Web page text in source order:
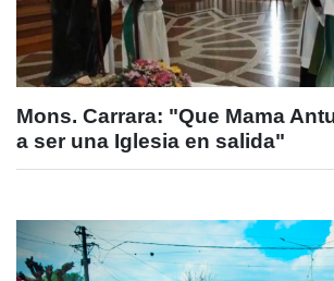
Mons. Carrara: "Que Mama
a ser una Iglesia en salida"